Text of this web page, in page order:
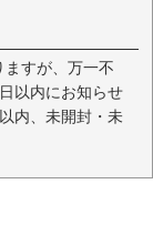
すが、万一不
以内にお知らせ
内、未開封・未